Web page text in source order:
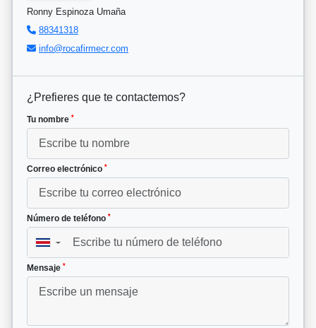
Ronny Espinoza Umaña
88341318
info@rocafirmecr.com
¿Prefieres que te contactemos?
Tu nombre *
Correo electrónico *
Número de teléfono *
▼
Mensaje *